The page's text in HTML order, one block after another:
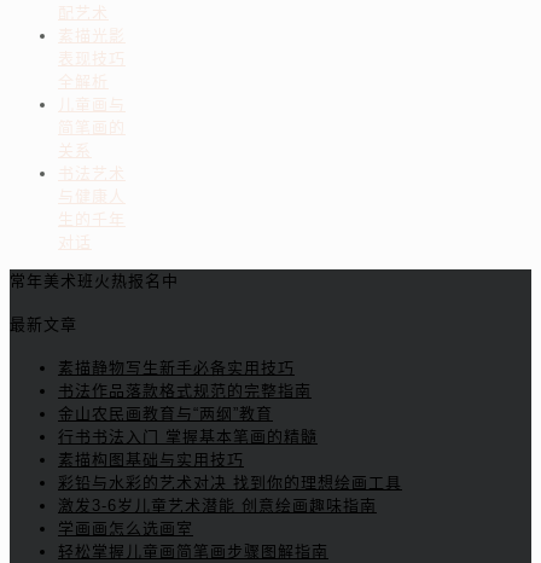
配艺术
素描光影
表现技巧
全解析
儿童画与
简笔画的
关系
书法艺术
与健康人
生的千年
对话
常年美术班火热报名中
最新文章
素描静物写生新手必备实用技巧
书法作品落款格式规范的完整指南
金山农民画教育与“两纲”教育
行书书法入门 掌握基本笔画的精髓
素描构图基础与实用技巧
彩铅与水彩的艺术对决 找到你的理想绘画工具
激发3-6岁儿童艺术潜能 创意绘画趣味指南
学画画怎么选画室
轻松掌握儿童画简笔画步骤图解指南